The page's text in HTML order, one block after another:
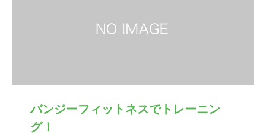
バンジーフィットネスでトレーニン
グ！